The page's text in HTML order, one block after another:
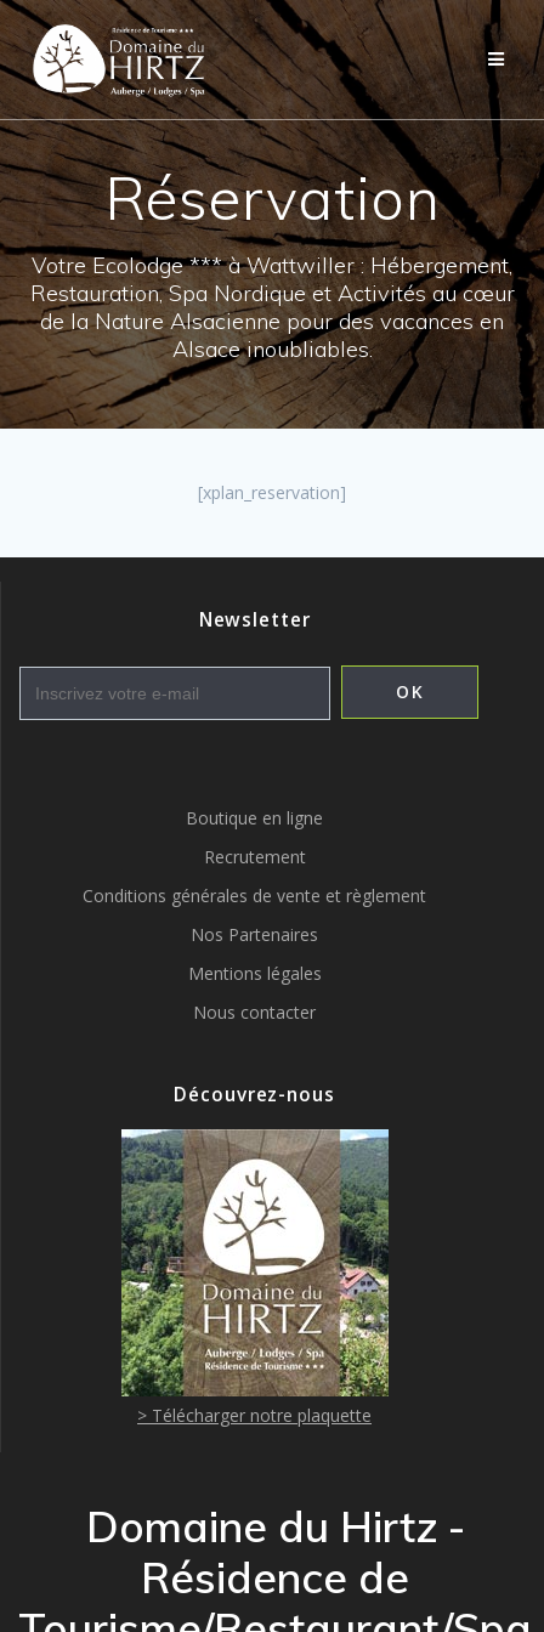
Skip
to
content
Réservation
Votre Ecolodge *** à Wattwiller : Hébergement,
Restauration, Spa Nordique et Activités au cœur
de la Nature Alsacienne pour des vacances en
Alsace inoubliables.
[xplan_reservation]
Newsletter
Boutique en ligne
Recrutement
Conditions générales de vente et règlement
Nos Partenaires
Mentions légales
Nous contacter
Découvrez-nous
> Télécharger notre plaquette
Domaine du Hirtz -
Résidence de